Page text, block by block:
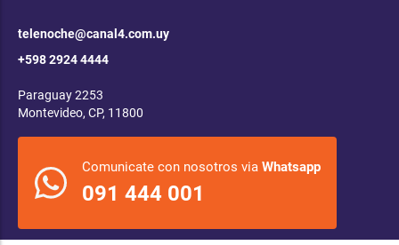
telenoche@canal4.com.uy
+598 2924 4444
Paraguay 2253
Montevideo, CP, 11800
Comunicate con nosotros via Whatsapp
091 444 001